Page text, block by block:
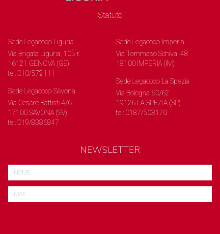
Statuto
Sede Legacoop Liguria
Via Brigata Liguria, 105 r.
16121 GENOVA (GE)
tel: 010/572111
Sede Legacoop Savona
Via Cesare Battisti 4/6
17100 SAVONA (SV)
tel: 019/8386847
Sede Legacoop Imperia
Via Tommaso Schiva, 48
18100 IMPERIA (IM)
Sede Legacoop La Spezia
Via Bologna 60/62
19126 LA SPEZIA (SP)
tel: 0187/503170
NEWSLETTER